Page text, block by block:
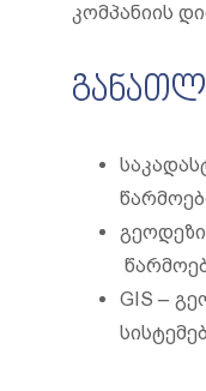
კომპანიის
GIS –